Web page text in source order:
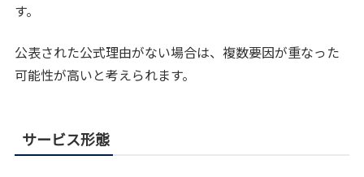
す。
公表された公式理由がない場合は、複数要因が重なった
可能性が高いと考えられます。
サービス形態